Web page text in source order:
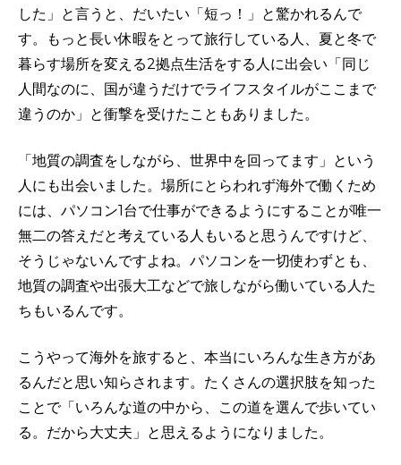
した」と言うと、だいたい「短っ！」と驚かれるんで
す。もっと長い休暇をとって旅行している人、夏と冬で
暮らす場所を変える2拠点生活をする人に出会い「同じ
人間なのに、国が違うだけでライフスタイルがここまで
違うのか」と衝撃を受けたこともありました。
「地質の調査をしながら、世界中を回ってます」という
人にも出会いました。場所にとらわれず海外で働くため
には、パソコン1台で仕事ができるようにすることが唯一
無二の答えだと考えている人もいると思うんですけど、
そうじゃないんですよね。パソコンを一切使わずとも、
地質の調査や出張大工などで旅しながら働いている人た
ちもいるんです。
こうやって海外を旅すると、本当にいろんな生き方があ
るんだと思い知らされます。たくさんの選択肢を知った
ことで「いろんな道の中から、この道を選んで歩いてい
る。だから大丈夫」と思えるようになりました。